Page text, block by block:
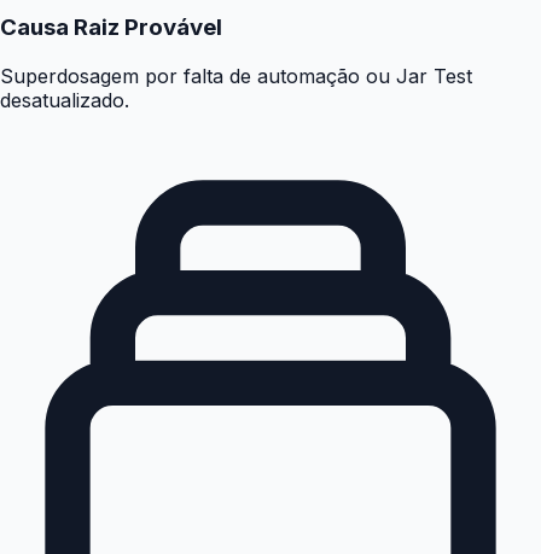
Causa Raiz Provável
Superdosagem por falta de automação ou Jar Test
desatualizado.